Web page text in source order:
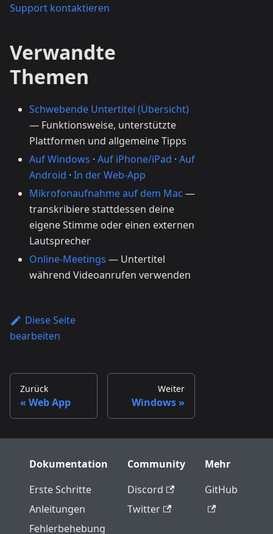
Support kontaktieren
Verwandte
Themen
Schwebende Untertitel (Übersicht)
— Funktionsweise, unterstützte
Plattformen und allgemeine Tipps
Auf Windows · Auf iPhone/iPad · Auf
Android · In der Web-App
Mikrofonaufnahme auf dem Mac —
transkribiere stattdessen deine
eigene Stimme oder einen externen
Lautsprecher
Online-Meetings — Untertitel
während Videoanrufen verwenden
Diese Seite
bearbeiten
Zurück
Web App
Weiter
Windows
Dokumentation
Erste Schritte
Anleitungen
Fehlerbehebung
Community
Discord
Twitter
Mehr
GitHub